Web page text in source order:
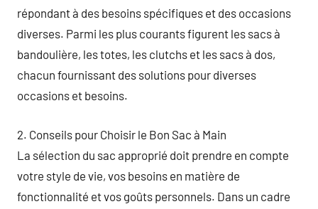
répondant à des besoins spécifiques et des occasions
diverses. Parmi les plus courants figurent les sacs à
bandoulière, les totes, les clutchs et les sacs à dos,
chacun fournissant des solutions pour diverses
occasions et besoins.
2. Conseils pour Choisir le Bon Sac à Main
La sélection du sac approprié doit prendre en compte
votre style de vie, vos besoins en matière de
fonctionnalité et vos goûts personnels. Dans un cadre